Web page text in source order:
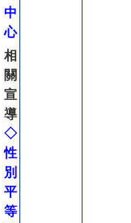
中
心
相
關
宣
導
◇
性
別
平
等